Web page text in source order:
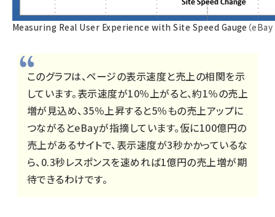
Measuring Real User Experience with Site Speed Gauge （
このグラフは、ページの表示速度と売上の相関を示
しています。表示速度が10％上がると、約1％の売上
増が見込め、35％上昇すると5％もの売上アップに
つながるとeBayが指摘しています。仮に100億円の
売上があるサイトで、表示速度が3秒かかっているな
ら、0.3秒レスポンスを速めれば1億円の売上増が期
待できるわけです。